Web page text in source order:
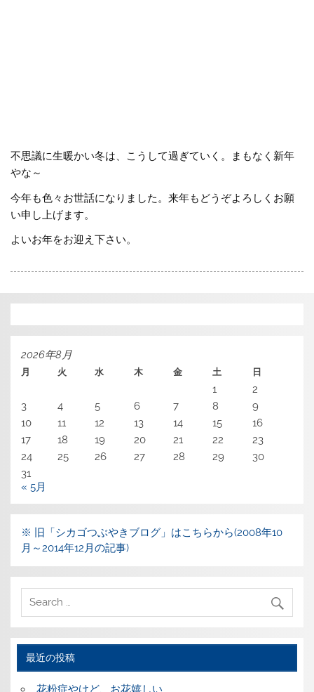
不思議に生暖かい冬は、こうして過ぎていく。まもなく新年
やな～
今年も色々お世話になりました。来年もどうぞよろしくお願
い申し上げます。
よいお年をお迎え下さい。
2026年8月
月 火 水 木 金 土 日
1
2
3
4 5 6 7 8
9
10
11 12 13 14 15
16
17
18 19 20 21 22
23
24
25 26 27 28 29
30
31
« 5月
※ 旧「シカゴつぶやきブログ」はこちらから(2008年10
月～2014年12月の記事)
最近の投稿
花粉症やけど、お花嬉しい